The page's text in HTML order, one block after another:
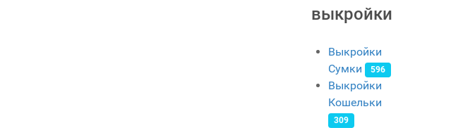
выкройки
Выкройки
Сумки
596
Выкройки
Кошельки
309